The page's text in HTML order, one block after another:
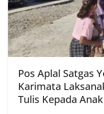
Pos Aplal Satgas
Karimata
Tulis Kepada Anak